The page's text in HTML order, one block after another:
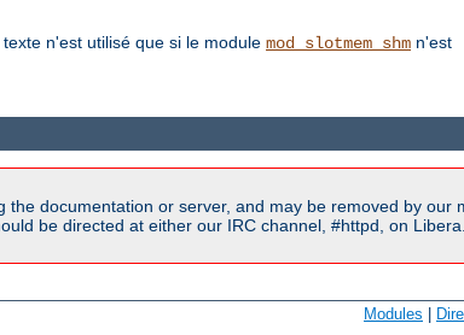
n'est utilisé que si le module mod_slotmem_shm n'est
documentation or server, and may be removed by our
be directed at either our IRC channel, #httpd, on
Modules |